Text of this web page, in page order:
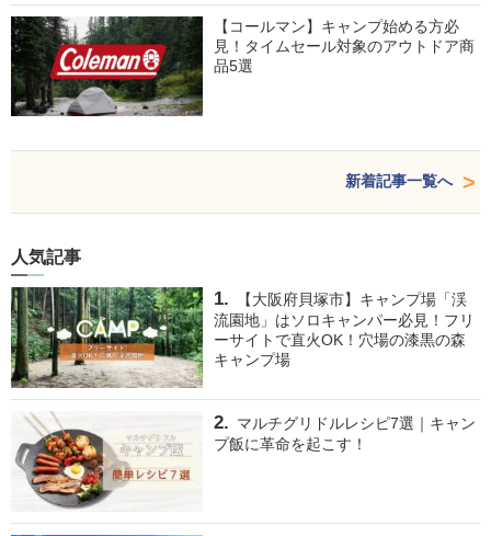
【コールマン】キャンプ始める方必
見！タイムセール対象のアウトドア商
品5選
新着記事一覧へ
人気記事
【大阪府貝塚市】キャンプ場「渓
流園地」はソロキャンパー必見！フリ
ーサイトで直火OK！穴場の漆黒の森
キャンプ場
マルチグリドルレシピ7選｜キャン
プ飯に革命を起こす！